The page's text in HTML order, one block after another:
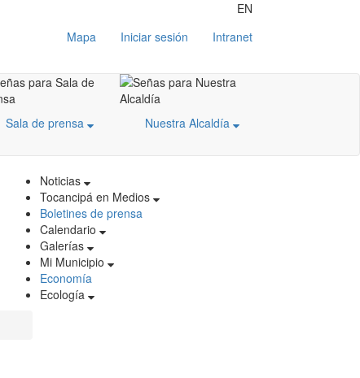
EN
Mapa
Iniciar sesión Intranet
Sala de prensa
Nuestra Alcaldía
Noticias
Tocancipá en Medios
Boletines de prensa
Calendario
Galerías
Mi Municipio
Economía
Ecología